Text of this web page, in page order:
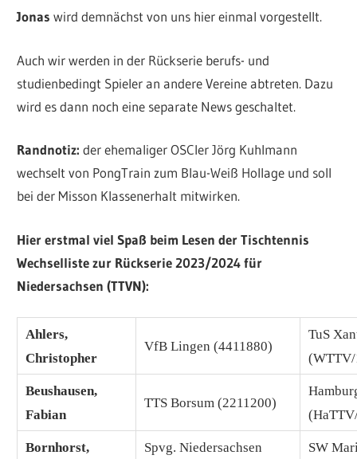
Jonas wird demnächst von uns hier einmal vorgestellt.
Auch wir werden in der Rückserie berufs- und
studienbedingt Spieler an andere Vereine abtreten. Dazu
wird es dann noch eine separate News geschaltet.
Randnotiz: der ehemaliger OSCler Jörg Kuhlmann
wechselt von PongTrain zum Blau-Weiß Hollage und soll
bei der Misson Klassenerhalt mitwirken.
Hier erstmal viel Spaß beim Lesen der Tischtennis
Wechselliste zur Rückserie 2023/2024 für
Niedersachsen (TTVN):
Ahlers,
Christopher
VfB Lingen (4411880)
TuS
Beushausen,
Fabian
TTS Borsum (2211200)
Bornhorst,
Spvg. Niedersachsen
SW